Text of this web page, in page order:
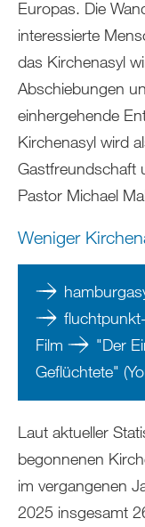
Europas. Die
interessierte
das Kirchenasyl
Abschiebungen
einhergehende
Kirchenasyl wird
Gastfreundschaft
Pastor Michael
Weniger
Film
"Der
Geflüchtete"
Laut aktueller
begonnenen
im vergangenen
2025 insgesamt